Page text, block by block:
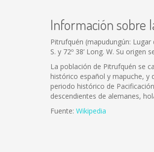
Información sobre
Pitrufquén (mapudungún: Lugar
S. y 72º 38’ Long. W. Su
La población de Pitrufquén se
histórico español y mapuche, y
periodo histórico de
descendientes de alemanes,
Fuente: Wikipedia